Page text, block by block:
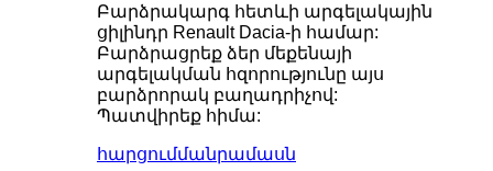
Բարձրակարգ հետևի արգելակային
ցիլինդր Renault Dacia-ի համար:
Բարձրացրեք ձեր մեքենայի
արգելակման հզորությունը այս
բարձրորակ բաղադրիչով:
Պատվիրեք հիմա:
հարցումմանրամասն